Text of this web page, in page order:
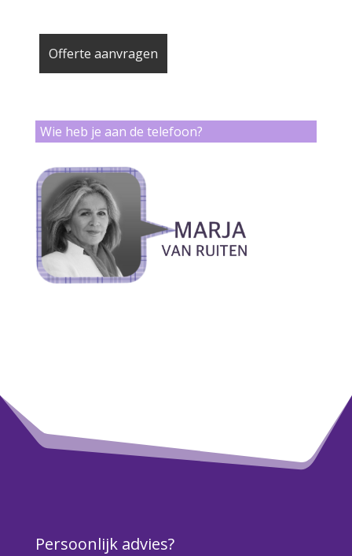
Wie heb je aan de telefoon?
Persoonlijk advies?